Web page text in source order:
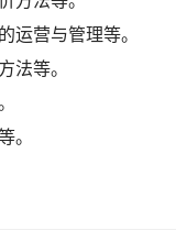
运营与管理等。
法等。
。